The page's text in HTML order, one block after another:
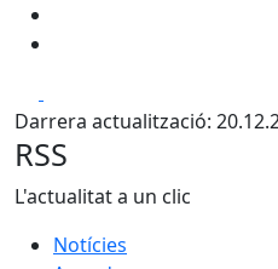
Darrera actualització:
RSS
L'actualitat a un clic
Notícies